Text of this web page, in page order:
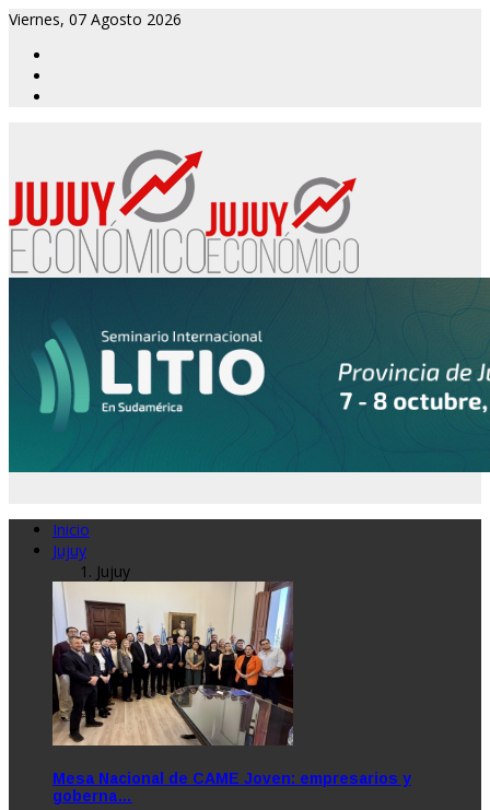
Viernes, 07 Agosto 2026
Inicio
Jujuy
Jujuy
Mesa Nacional de CAME Joven: empresarios y
goberna…